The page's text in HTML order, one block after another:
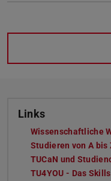
Links
Wissenschaftliche
Studieren von A bis
TUCaN und
TU4YOU - Das